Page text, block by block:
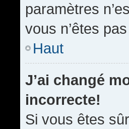
paramètres
vous n’êtes
Haut
J’ai changé
incorrecte!
Si vous êtes